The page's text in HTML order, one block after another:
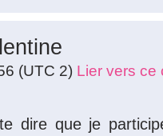
(UTC 2) Lier vers ce
dire que je